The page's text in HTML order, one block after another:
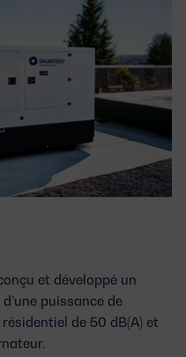
et développé un
puissance de
de 50 dB(A) et